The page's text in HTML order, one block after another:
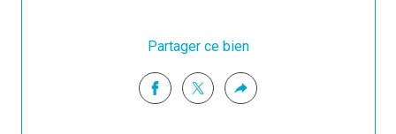
Partager ce bien